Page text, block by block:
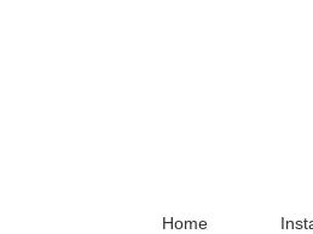
Home